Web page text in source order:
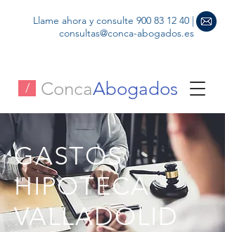
/ ConcaAbogados
Llame ahora y consulte 900 83 12 40 |
consultas@conca-abogados.es
GASTOS
HIPOTECA
VALLADOLID